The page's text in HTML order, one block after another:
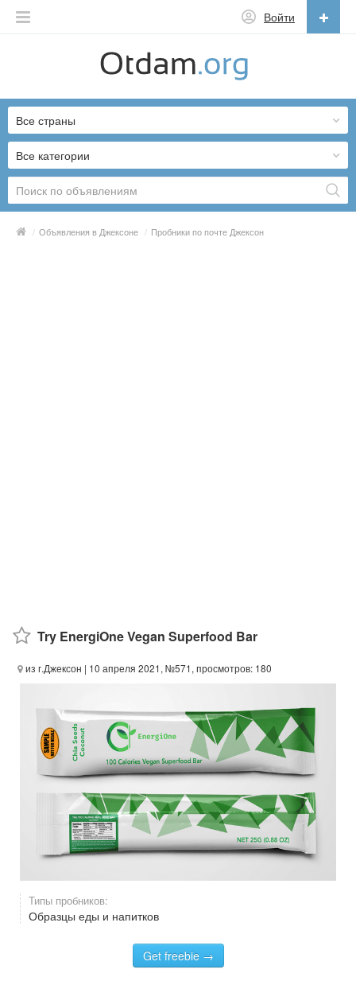
Войти
English
Русский
Українська
Все категории
Все страны
/ Объявления в Джексоне / Пробники по почте Джексон
Try EnergiOne Vegan Superfood Bar
из г.Джексон | 10 апреля 2021, №571, просмотров: 180
Типы пробников:
Образцы еды и напитков
Get freebie →